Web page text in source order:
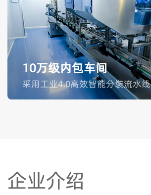
10万级内包车间
采用工业4.0高效智能分裝流水线
企业介绍